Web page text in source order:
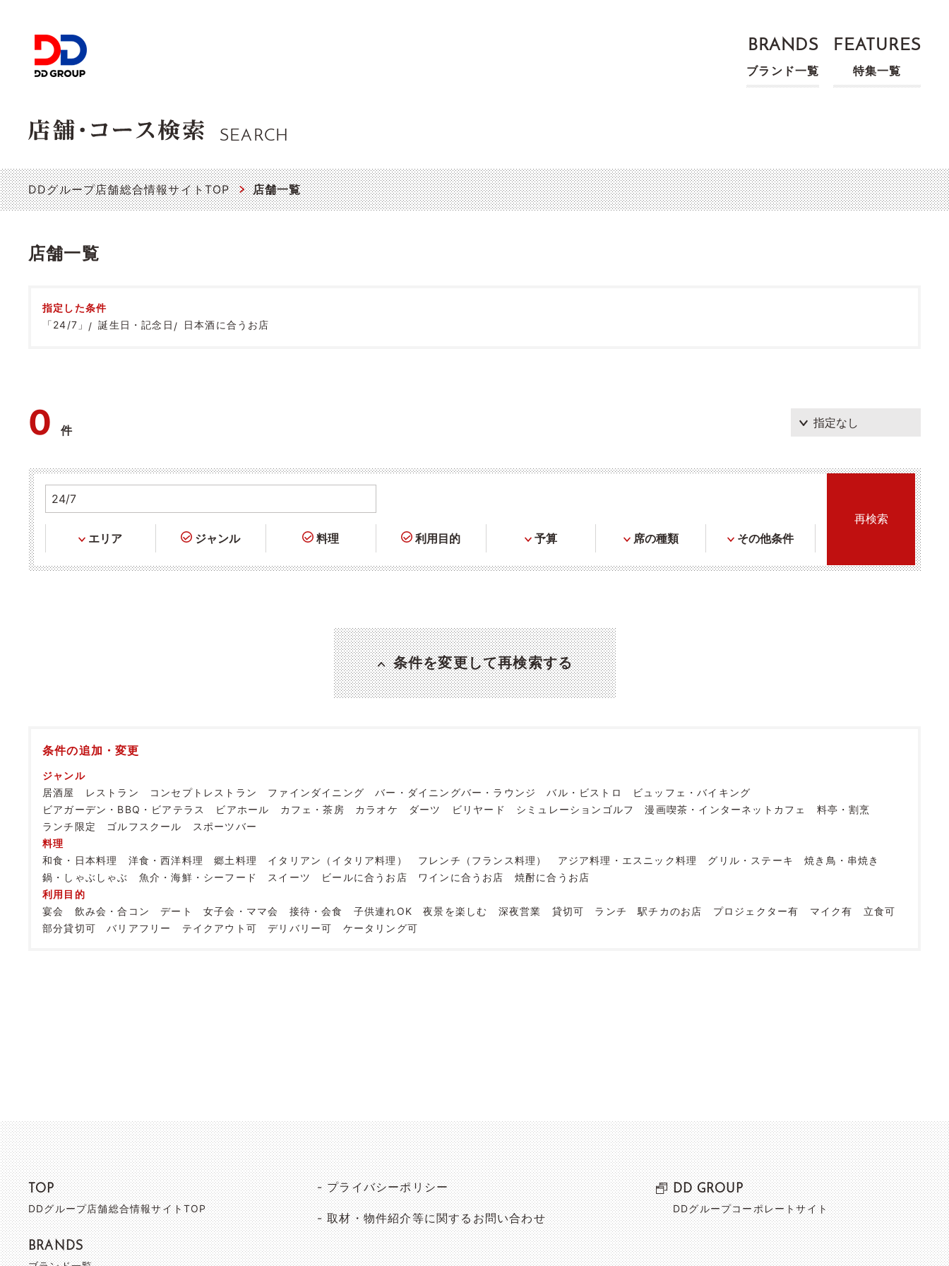
BRANDS
ブランド一覧
FEATURES
特集一覧
SEARCH
DDグループ店舗総合情報サイトTOP 店舗一覧
店舗一覧
指定した条件
「24/7」
誕生日・記念日 日本酒に合うお店
0件
エリア ジャンル 料理 利用目的 予算 席の種類 その他条件
条件を変更して再検索する
条件の追加・変更
ジャンル
居酒屋
レストラン コンセプトレストラン ファインダイニング バー・ダイニングバー・ラウンジ バル・ビストロ
ビュッフェ・バイキング
ビアガーデン・BBQ・ビアテラス
ビアホール カフェ・茶房 カラオケ ダーツ ビリヤード シミュレーションゴルフ 漫画喫茶・インターネットカフェ
料亭・割烹
ランチ限定
ゴルフスクール
スポーツバー
料理
和食・日本料理
洋食・西洋料理 郷土料理 イタリアン（イタリア料理） フレンチ（フランス料理） アジア料理・エスニック料理 グリル・ステーキ
焼き鳥・串焼き
鍋・しゃぶしゃぶ
魚介・海鮮・シーフード スイーツ ビールに合うお店 ワインに合うお店
焼酎に合うお店
利用目的
宴会
飲み会・合コン デート 女子会・ママ会 接待・会食 子供連れOK 夜景を楽しむ 深夜営業 貸切可 ランチ 駅チカのお店 プロジェクター有 マイク有
立食可
部分貸切可
バリアフリー テイクアウト可 デリバリー可 ケータリング可
TOP
DDグループ店舗総合情報サイトTOP
BRANDS
プライバシーポリシー
取材・物件紹介等に関するお問い合わせ
DD GROUP
DDグループコーポレートサイト